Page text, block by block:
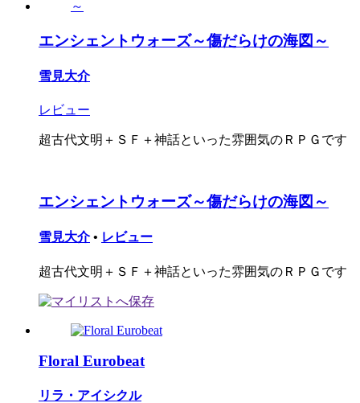
エンシェントウォーズ～傷だらけの海図～
雪見大介
レビュー
超古代文明＋ＳＦ＋神話といった雰囲気のＲＰＧです
エンシェントウォーズ～傷だらけの海図～
雪見大介 • レビュー
超古代文明＋ＳＦ＋神話といった雰囲気のＲＰＧです
Floral Eurobeat
リラ・アイシクル